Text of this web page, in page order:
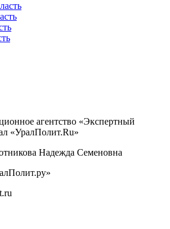
агентство «Экспертный
«УралПолит.Ru»
Надежда Семеновна